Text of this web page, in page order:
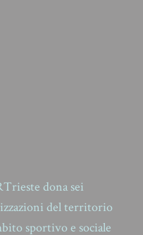
dona sei
del territorio
sportivo e sociale